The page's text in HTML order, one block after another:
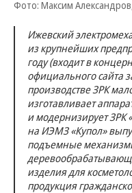
Фото: Максим
Ижевский
из крупнейших
году (входит в
официального сайта
производстве ЗРК
изготавливает
и модернизирует ЗРК
на ИЭМЗ «Купол»
подъемные
изделия для
продукция